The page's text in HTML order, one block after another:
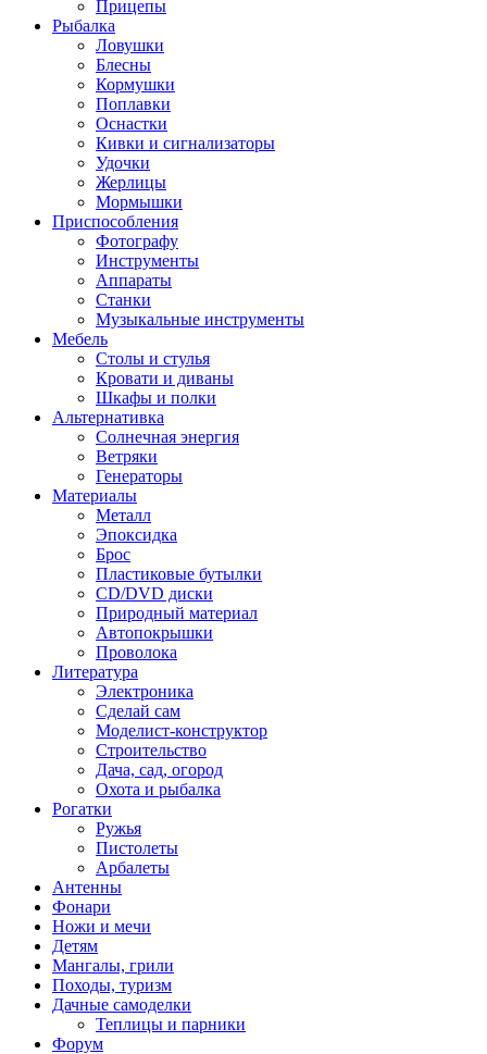
Прицепы
Рыбалка
Ловушки
Блесны
Кормушки
Поплавки
Оснастки
Кивки и сигнализаторы
Удочки
Жерлицы
Мормышки
Приспособления
Фотографу
Инструменты
Аппараты
Станки
Музыкальные инструменты
Мебель
Столы и стулья
Кровати и диваны
Шкафы и полки
Альтернативка
Солнечная энергия
Ветряки
Генераторы
Материалы
Металл
Эпоксидка
Брос
Пластиковые бутылки
CD/DVD диски
Природный материал
Автопокрышки
Проволока
Литература
Электроника
Сделай сам
Моделист-конструктор
Строительство
Дача, сад, огород
Охота и рыбалка
Рогатки
Ружья
Пистолеты
Арбалеты
Антенны
Фонари
Ножи и мечи
Детям
Мангалы, грили
Походы, туризм
Дачные самоделки
Теплицы и парники
Форум